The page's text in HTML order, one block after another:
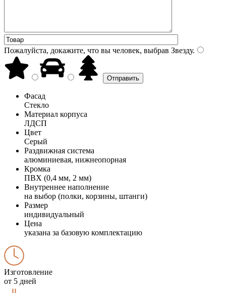
Пожалуйста, докажите, что вы человек, выбрав Звезду.
Фасад
Стекло
Материал корпуса
ЛДСП
Цвет
Серый
Раздвижная система
алюминиевая, нижнеопорная
Кромка
ПВХ (0,4 мм, 2 мм)
Внутреннее наполнение
на выбор (полки, корзины, штанги)
Размер
индивидуальный
Цена
указана за базовую комплектацию
Изготовление
от 5 дней